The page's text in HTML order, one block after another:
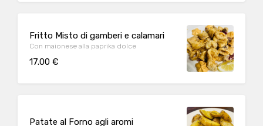
Fritto Misto di gamberi e calamari
Con maionese alla paprika dolce
17.00 €
Patate al Forno agli aromi